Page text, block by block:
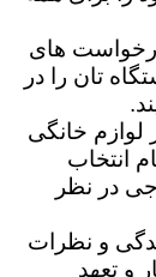
های
تان را در
لوازم خانگی
انتخاب
در نظر
و نظرات
و تعهد